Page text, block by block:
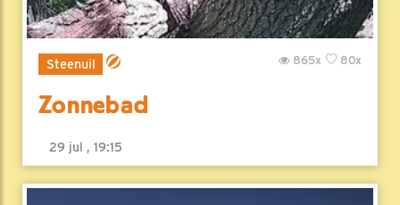
Steenuil 80x
865x
Zonnebad
29 jul , 19:15